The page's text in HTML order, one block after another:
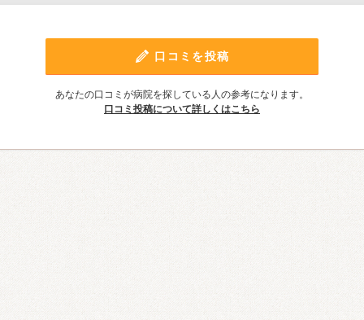
口コミを投稿
あなたの口コミが病院を探している人の参考になります。
口コミ投稿について詳しくはこちら